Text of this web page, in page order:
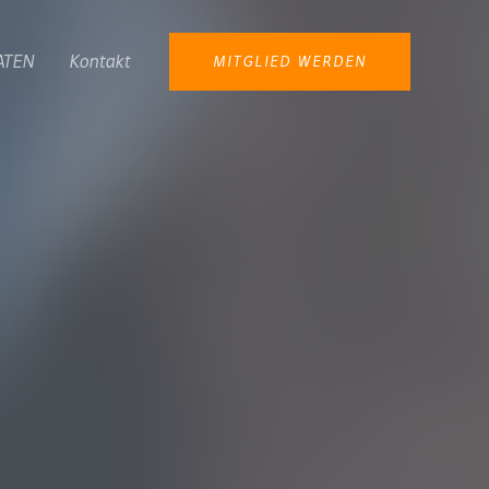
Kontakt MITGLIED WERDEN